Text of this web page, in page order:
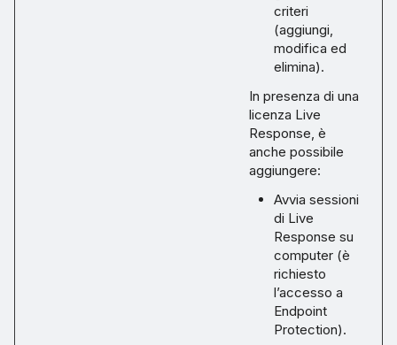
criteri
(aggiungi,
modifica ed
elimina).
In presenza di una
licenza Live
Response, è
anche possibile
aggiungere:
Avvia sessioni
di Live
Response su
computer (è
richiesto
l’accesso a
Endpoint
Protection).